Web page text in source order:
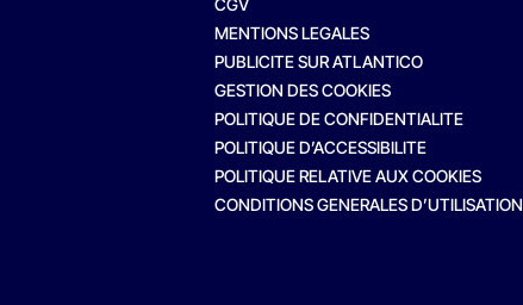
CGV
MENTIONS LEGALES
PUBLICITE SUR ATLANTICO
GESTION DES COOKIES
POLITIQUE DE CONFIDENTIALITE
POLITIQUE D’ACCESSIBILITE
POLITIQUE RELATIVE AUX COOKIES
CONDITIONS GENERALES D’UTILISATION